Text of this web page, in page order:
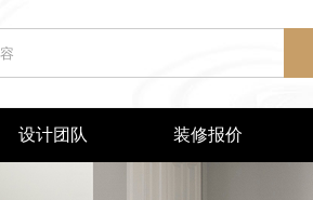
设计团队 装修报价